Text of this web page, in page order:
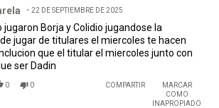
22 DE SEPTIEMBRE DE 2025
jugaron Borja y Colidio jugandose la
jugar de titulares el miercoles te hacen
que el titular el miercoles junto con
ser Dadin
0 0 COMPARTIR
MARCAR
COMO
INAPROPIADO